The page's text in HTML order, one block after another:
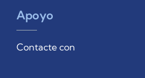
Apoyo
Contacte con